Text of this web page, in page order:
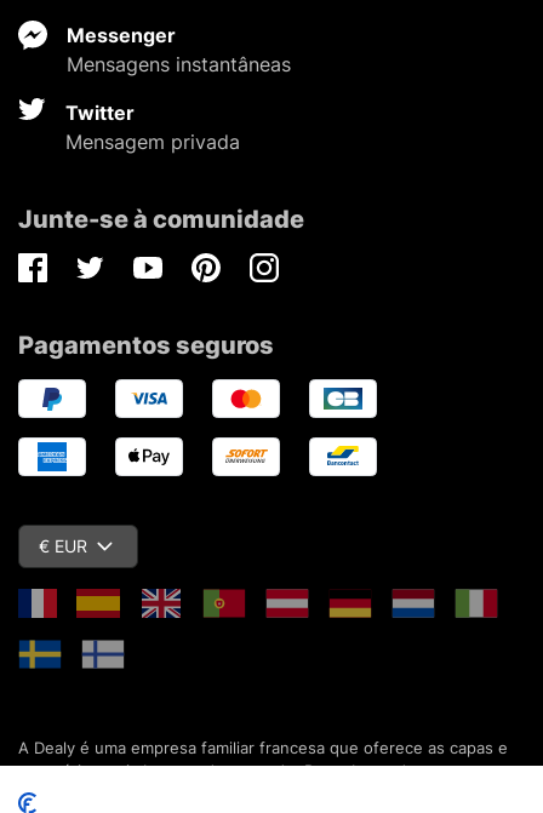
Messenger
Mensagens instantâneas
Twitter
Mensagem privada
Junte-se à comunidade
FacebookTwitterYoutubePinterestInstagram
Pagamentos seguros
€ EUR
A Dealy é uma empresa familiar francesa que oferece as capas e
acessórios mais baratos do mercado. Descubra todas as nossas
colecções de capas, estojos, protecções de ecrã e acessórios